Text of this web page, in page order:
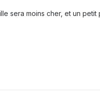
sera moins cher, et un